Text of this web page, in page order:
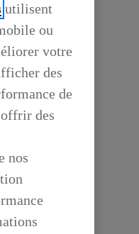
utilisent
ou
votre
des
de
des
nos